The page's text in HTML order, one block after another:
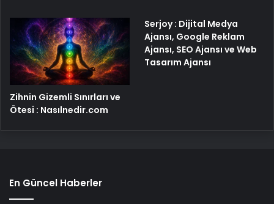
Zihnin Gizemli Sınırları ve
Ötesi : Nasılnedir.com
Serjoy : Dijital Medya
Ajansı, Google Reklam
Ajansı, SEO Ajansı ve Web
Tasarım Ajansı
En Güncel Haberler